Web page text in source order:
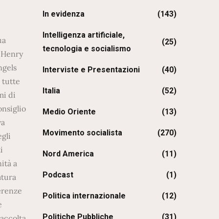
degli uomini. Una simile trasformazione segnò un passaggio cruciale, infatti nella società primitiva la collaborazione si basava sulla proprietà comune e sui legami di sangue mentre nella società divisa in classi la proprietà divenne privata e i legami di sangue furono sostituiti dal dominio dell’uomo sull’uomo. Con la scomparsa degli interessi comuni e l’emergere di interessi antagonistici, l’educazione, un tempo unica e omogenea, si divise. Le famiglie dirigenti, che organizzavano la produzione e controllavano la distribuzione, plasmarono anche riti, credenze e tecniche secondo i propri interessi. Liberate dal lavoro materiale, inizialmente il loro “ozio” non fu ingiusto ma col tempo sfruttarono la loro posizione per mantenere il potere, monopolizzando il sapere e relegando le masse all’ignoranza. Le cerimonie di iniziazione rappresentarono il primo esempio di educazione differenziata e coercitiva, precorritrici della scuola al servizio di una classe. Sacerdoti e maghi, custodi del sapere tribale, inizi
In evidenza (143)
Intelligenza artificiale,
tecnologia e socialismo
(25)
Interviste e Presentazioni (40)
Italia (52)
Medio Oriente (13)
Movimento socialista (270)
Nord America (11)
Podcast (1)
Politica internazionale (12)
Politiche Pubbliche (31)